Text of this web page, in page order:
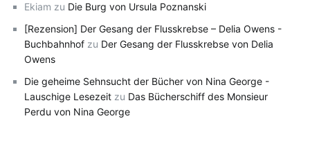
Ekiam zu Die Burg von Ursula Poznanski
[Rezension] Der Gesang der Flusskrebse – Delia Owens -
Buchbahnhof zu Der Gesang der Flusskrebse von Delia
Owens
Die geheime Sehnsucht der Bücher von Nina George -
Lauschige Lesezeit zu Das Bücherschiff des Monsieur
Perdu von Nina George